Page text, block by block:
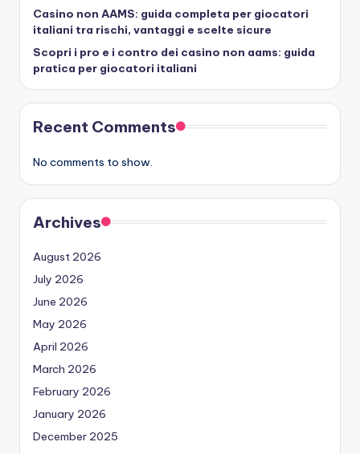
Casino non AAMS: guida completa per giocatori
italiani tra rischi, vantaggi e scelte sicure
Scopri i pro e i contro dei casino non aams: guida
pratica per giocatori italiani
Recent Comments
No comments to show.
Archives
August 2026
July 2026
June 2026
May 2026
April 2026
March 2026
February 2026
January 2026
December 2025